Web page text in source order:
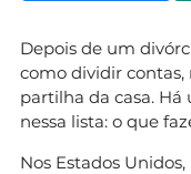
Depois de um
como dividir
partilha da casa.
nessa lista: o que
Nos Estados